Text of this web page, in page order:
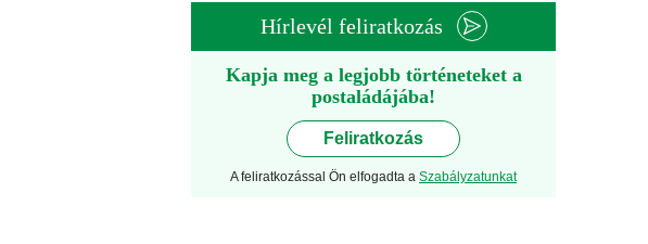
Hírlevél feliratkozás
Kapja meg a legjobb történeteket a
postaládájába!
Feliratkozás
A feliratkozással Ön elfogadta a Szabályzatunkat